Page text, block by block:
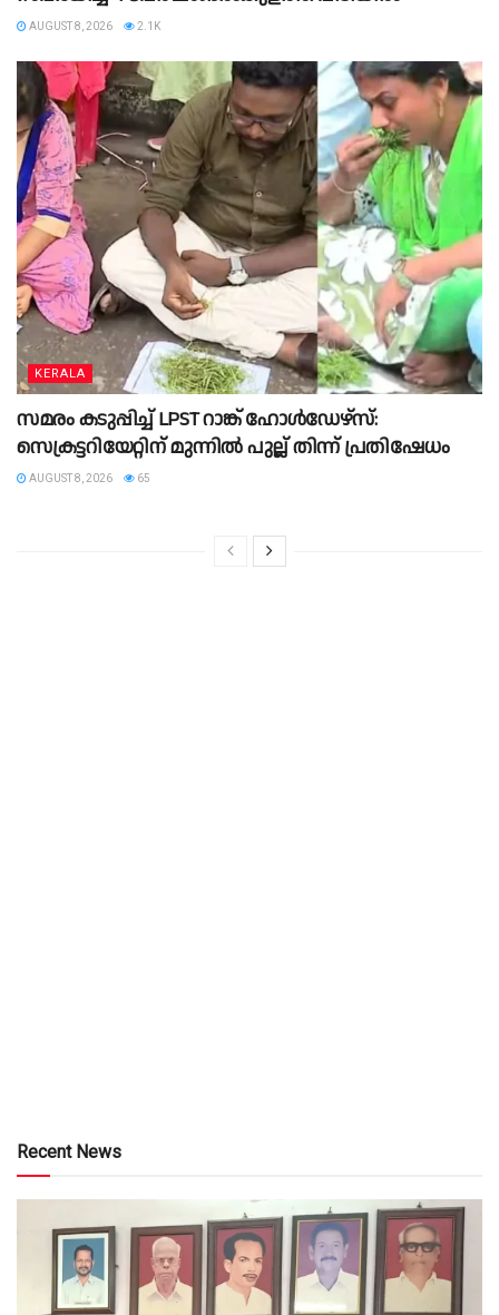
AUGUST 8, 2026 2.1K
KERALA
സമരം കടുപ്പിച്ച് LPST റാങ്ക് ഹോൾഡേഴ്സ്:
സെക്രട്ടറിയേറ്റിന് മുന്നിൽ പുല്ല് തിന്ന് പ്രതിഷേധം
AUGUST 8, 2026 65
Recent News